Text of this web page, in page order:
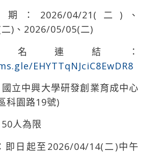
：2026/04/21(二)、
)、2026/05/05(二)
名連結：
EHYTTqNJciC8EwDR8
立中興大學研發創業育成中心
科園路19號)
人為限
即日起至2026/04/14(二)中午